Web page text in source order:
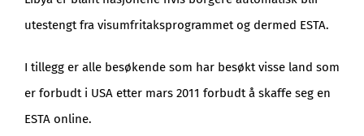
utestengt fra visumfritaksprogrammet og dermed ESTA.
I tillegg er alle besøkende som har besøkt visse land som
er forbudt i USA etter mars 2011 forbudt å skaffe seg en
ESTA online.